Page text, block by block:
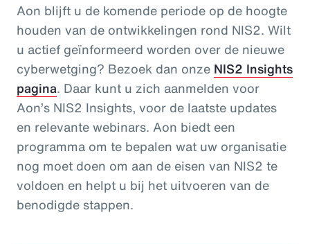
Aon blijft u de komende periode op de hoogte
houden van de ontwikkelingen rond NIS2. Wilt
u actief geïnformeerd worden over de nieuwe
cyberwetging? Bezoek dan onze NIS2 Insights
pagina. Daar kunt u zich aanmelden voor
Aon’s NIS2 Insights, voor de laatste updates
en relevante webinars. Aon biedt een
programma om te bepalen wat uw organisatie
nog moet doen om aan de eisen van NIS2 te
voldoen en helpt u bij het uitvoeren van de
benodigde stappen.